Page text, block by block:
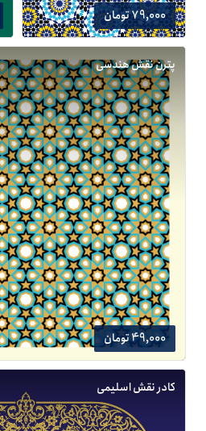
79,000 تومان
پترن نقش هندسی
49,000 تومان
کادر نقش اسلیمی